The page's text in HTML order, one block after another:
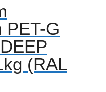
PET-G
(RAL